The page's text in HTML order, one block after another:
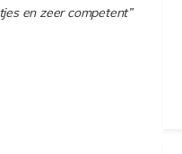
en zeer competent”